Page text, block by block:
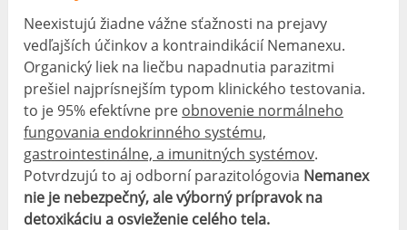
Neexistujú žiadne vážne sťažnosti na prejavy
vedľajších účinkov a kontraindikácií Nemanexu.
Organický liek na liečbu napadnutia parazitmi
prešiel najprísnejším typom klinického testovania.
to je 95% efektívne pre obnovenie normálneho
fungovania endokrinného systému,
gastrointestinálne, a imunitných systémov.
Potvrdzujú to aj odborní parazitológovia Nemanex
nie je nebezpečný, ale výborný prípravok na
detoxikáciu a osvieženie celého tela.